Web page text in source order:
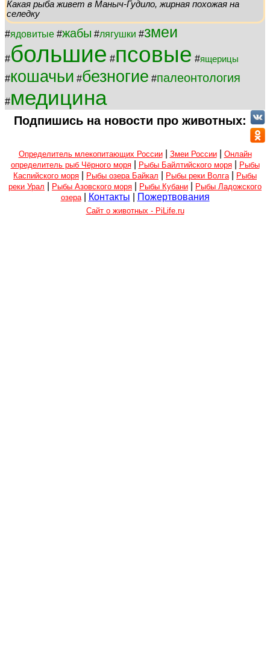
Какая рыба живет в Маныч-Гудило, жирная похожая на
селедку
#ядовитые #жабы #лягушки #змеи
#большие #псовые #ящерицы
#кошачьи #безногие #палеонтология
#медицина
Подпишись на новости про животных:
Определитель млекопитающих России| Змеи России| Онлайн
определитель рыб Чёрного моря| Рыбы Байлтийского моря|
Рыбы
Каспийского моря
Рыбы озера Байкал Рыбы реки Волга
Рыбы
реки Урал
Рыбы Азовского моря Рыбы Кубани
Рыбы Ладожского
озера| Контакты Пожертвования
Сайт о животных - PiLife.ru